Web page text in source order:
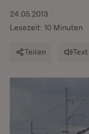
24.05.2013
Lesezeit: 10 Minuten
Teilen